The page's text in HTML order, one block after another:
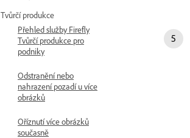
Tvůrčí produkce
Přehled služby Firefly
Tvůrčí produkce pro
podniky
Odstranění nebo
nahrazení pozadí u více
obrázků
Oříznutí více obrázků
současně